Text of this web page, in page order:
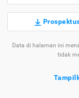
Data di halaman ini
tidak